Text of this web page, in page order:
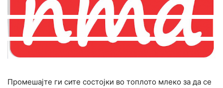
Промешајте ги сите состојки во топлото млеко за да се